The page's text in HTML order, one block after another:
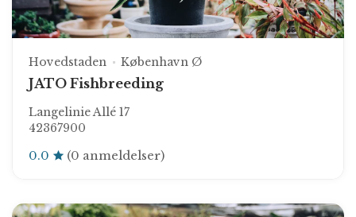
Hovedstaden København Ø
JATO Fishbreeding
Langelinie Allé 17
42367900
0.0 (0 anmeldelser)